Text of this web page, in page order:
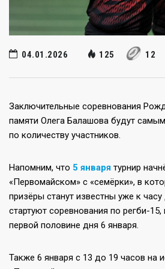
04.01.2026 125 12
Заключительные соревнования
памяти Олега Балашова будут
по количеству участников.
Напомним, что 5 января турнир
«Первомайском» с «семёрки», в
призёры станут известны уже к
стартуют соревнования по регби-
первой половине дня 6 января.
Также 6 января с 13 до 19 часов на